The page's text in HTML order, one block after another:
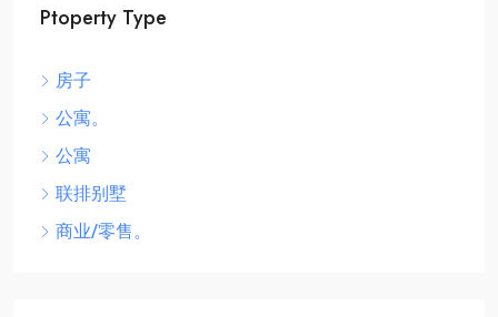
Ptoperty Type
房子
公寓。
公寓
联排别墅
商业/零售。